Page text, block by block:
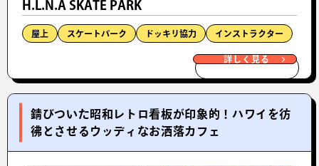
H.L.N.A SKATE PARK
屋上 スケートパーク ドッキリ協力 インストラクター
詳しく見る
錆びついた昭和レトロ看板が印象的！ハワイを彷
彿とさせるウッディなお洒落カフェ